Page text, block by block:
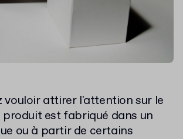
vouloir attirer l'attention sur le
est fabriqué dans un
ou à partir de certains